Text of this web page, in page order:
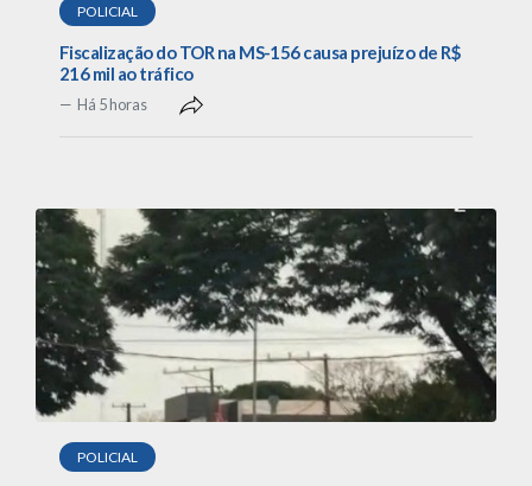
POLICIAL
Fiscalização do TOR na MS-156 causa prejuízo de R$
216 mil ao tráfico
Há 5 horas
POLICIAL